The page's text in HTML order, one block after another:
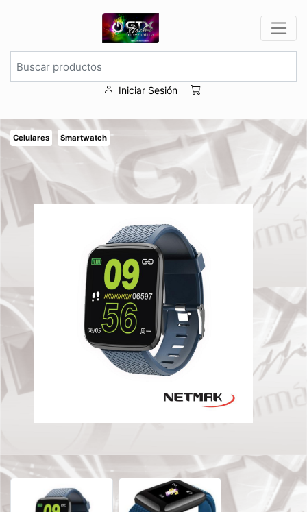
Iniciar Sesión
Celulares Smartwatch